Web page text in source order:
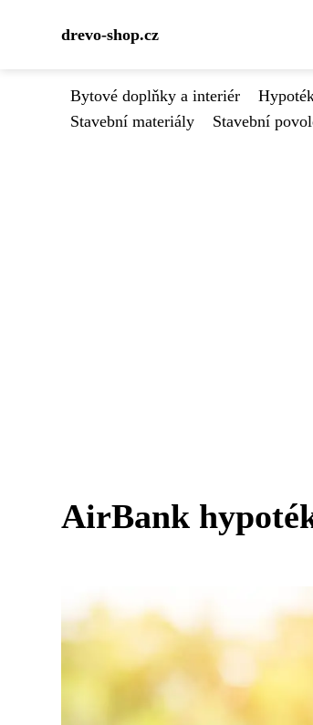
drevo-shop.cz
Bytové doplňky a interiér
Stavební materiály
Stavební
AirBank